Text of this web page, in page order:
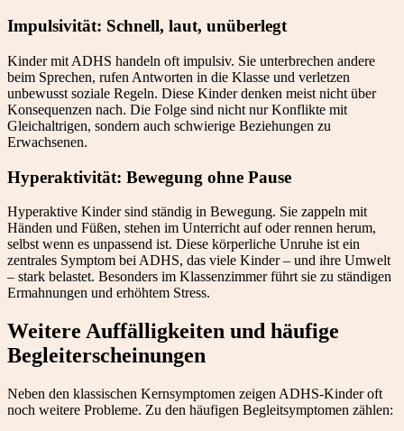
Impulsivität: Schnell, laut, unüberlegt
Kinder mit ADHS handeln oft impulsiv. Sie unterbrechen andere
beim Sprechen, rufen Antworten in die Klasse und verletzen
unbewusst soziale Regeln. Diese Kinder denken meist nicht über
Konsequenzen nach. Die Folge sind nicht nur Konflikte mit
Gleichaltrigen, sondern auch schwierige Beziehungen zu
Erwachsenen.
Hyperaktivität: Bewegung ohne Pause
Hyperaktive Kinder sind ständig in Bewegung. Sie zappeln mit
Händen und Füßen, stehen im Unterricht auf oder rennen herum,
selbst wenn es unpassend ist. Diese körperliche Unruhe ist ein
zentrales Symptom bei ADHS, das viele Kinder – und ihre Umwelt
– stark belastet. Besonders im Klassenzimmer führt sie zu ständigen
Ermahnungen und erhöhtem Stress.
Weitere Auffälligkeiten und häufige
Begleiterscheinungen
Neben den klassischen Kernsymptomen zeigen ADHS-Kinder oft
noch weitere Probleme. Zu den häufigen Begleitsymptomen zählen: